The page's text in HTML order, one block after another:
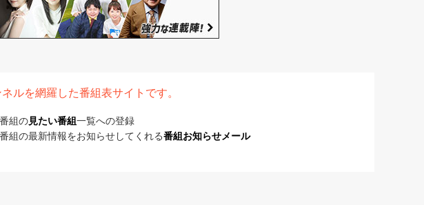
ルを網羅した番組表サイトです。
組の見たい番組 一覧への登録
組の最新情報をお知らせしてくれる番組お知らせメール